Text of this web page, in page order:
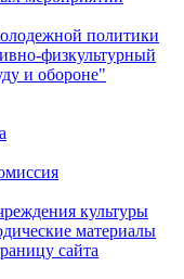
политики
физкультурный
и обороне"
культуры
материалы
сайта